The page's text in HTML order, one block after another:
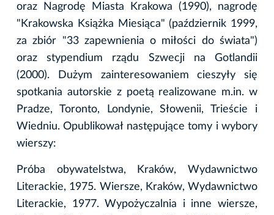
oraz Nagrodę Miasta Krakowa (1990), nagrodę
"Krakowska Książka Miesiąca" (październik 1999,
za zbiór "33 zapewnienia o miłości do świata")
oraz stypendium rządu Szwecji na Gotlandii
(2000). Dużym zainteresowaniem cieszyły się
spotkania autorskie z poetą realizowane m.in. w
Pradze, Toronto, Londynie, Słowenii, Trieście i
Wiedniu. Opublikował następujące tomy i wybory
wierszy:
Próba obywatelstwa, Kraków, Wydawnictwo
Literackie, 1975. Wiersze, Kraków, Wydawnictwo
Literackie, 1977. Wypożyczalnia i inne wiersze,